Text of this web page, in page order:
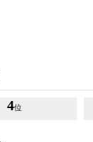
4位